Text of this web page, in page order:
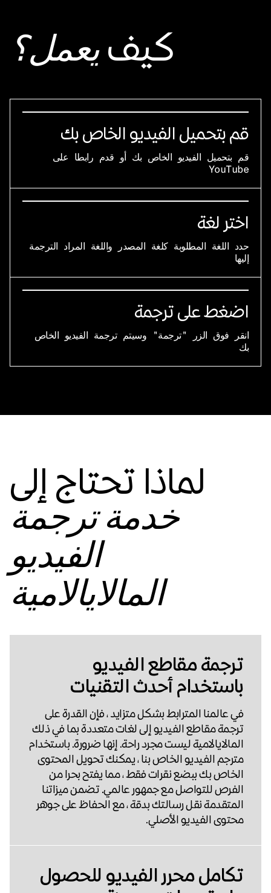
كيفيعمل؟
قم بتحميل الفيديو الخاص بك
قم بتحميل الفيديو الخاص بك أو قدم رابطا على
YouTube
اختر لغة
حدد اللغة المطلوبة كلغة المصدر واللغة المراد الترجمة
إليها
اضغط على ترجمة
انقر فوق الزر "ترجمة" وسيتم ترجمة الفيديو الخاص
بك
لماذا تحتاج إلى
خدمة ترجمة
الفيديو
المالايالامية
ترجمة مقاطع الفيديو
باستخدام أحدث التقنيات
في عالمنا المترابط بشكل متزايد ، فإن القدرة على
ترجمة مقاطع الفيديو إلى لغات متعددة بما في ذلك
المالايالامية ليست مجرد راحة. إنها ضرورة. باستخدام
مترجم الفيديو الخاص بنا ، يمكنك تحويل المحتوى
الخاص بك ببضع نقرات فقط ، مما يفتح بحرا من
الفرص للتواصل مع جمهور عالمي. تضمن ميزاتنا
المتقدمة نقل رسالتك بدقة ، مع الحفاظ على جوهر
محتوى الفيديو الأصلي.
تكامل محرر الفيديو للحصول